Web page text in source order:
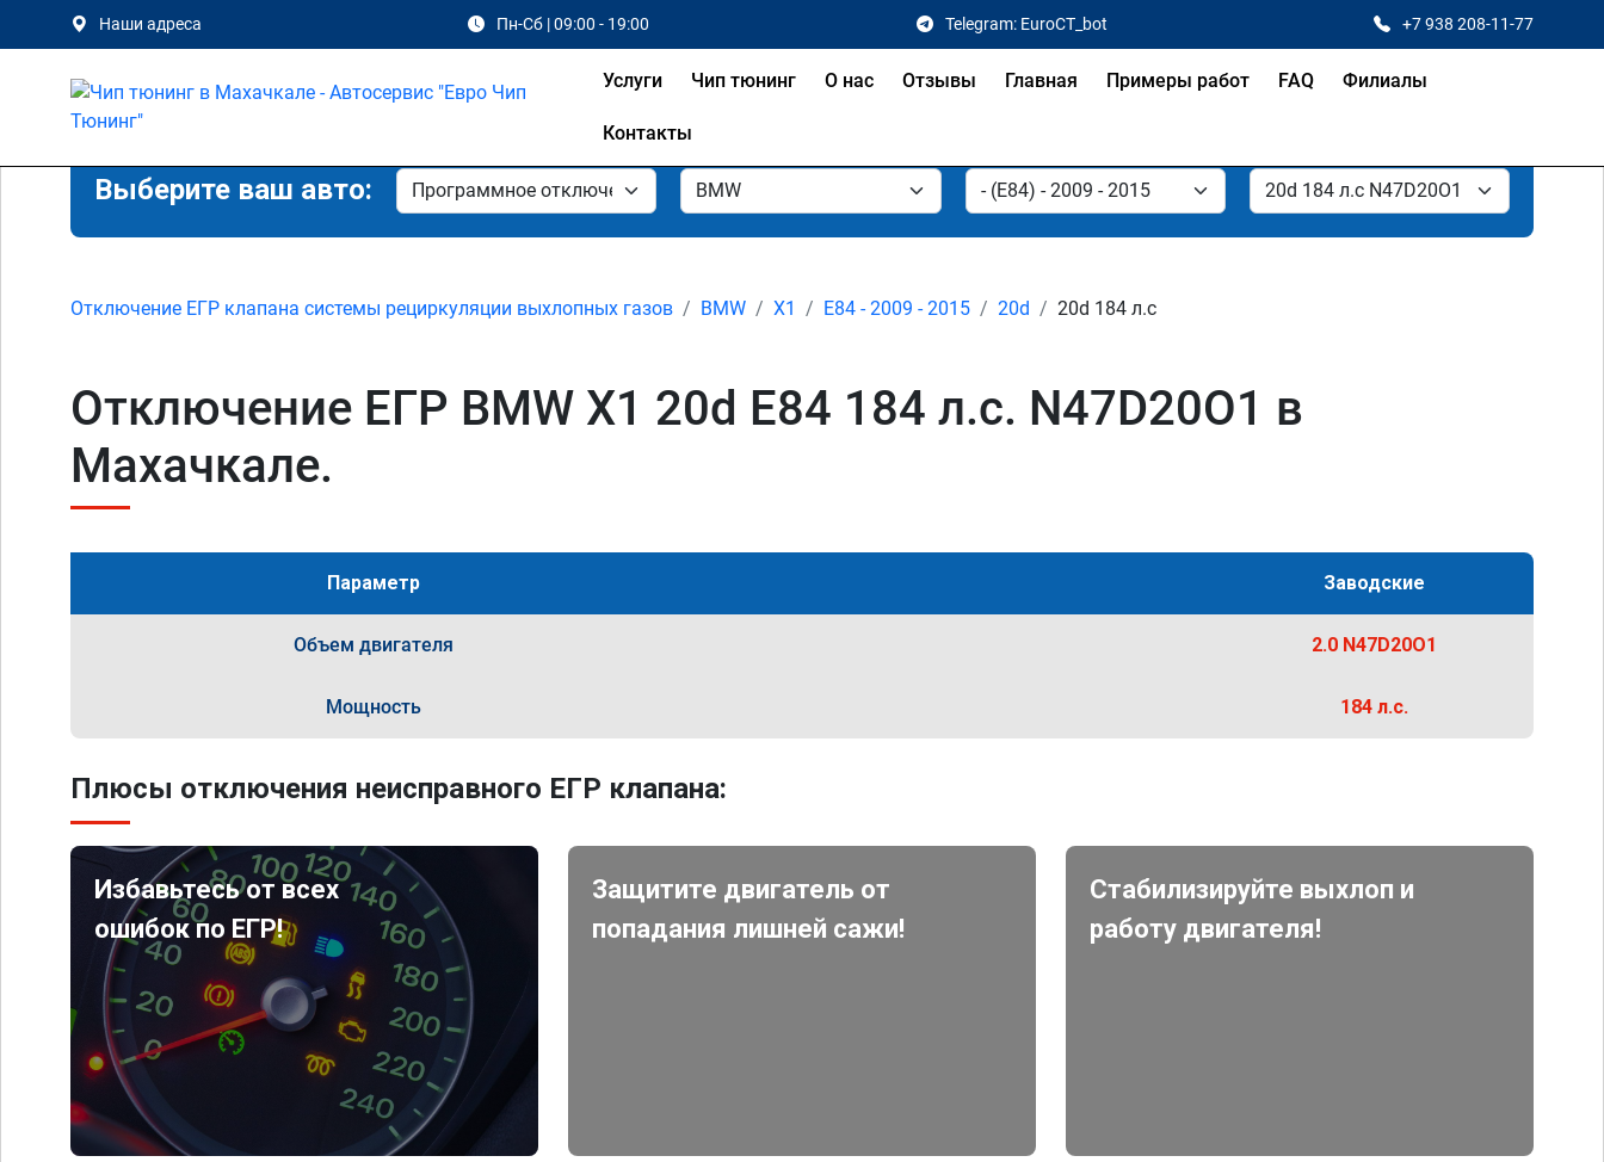
Наши адреса Пн-Сб | 09:00 - 19:00 Telegram: EuroCT_bot +7 938 208-11-77
Услуги Чип тюнинг О нас Отзывы Главная Примеры работ FAQ Филиалы
Контакты
Выберите ваш авто:
Отключение ЕГР клапана системы рециркуляции выхлопных газов BMW X1 E84 - 2009 - 2015 20d 20d 184 л.с
Отключение ЕГР BMW X1 20d E84 184 л.с. N47D20O1 в
Махачкале.
Параметр Заводские
Объем двигателя 2.0 N47D20O1
Мощность 184 л.с.
Плюсы отключения неисправного ЕГР клапана:
Избавьтесь от всех
ошибок по ЕГР!
Защитите двигатель от
попадания лишней сажи!
Стабилизируйте выхлоп и
работу двигателя!